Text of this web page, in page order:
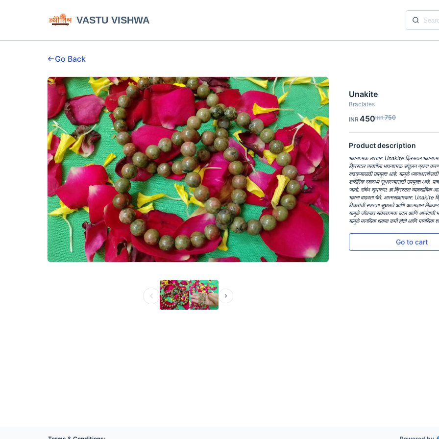
VASTU VISHWA
Go Back
Unakite
Braclates
INR450INR750
Product description
भावनात्मक उपचार: Unakite क्रिस्टल
क्रिस्टल व्यक्तीला भावनात्मक संतुलन प्राप्त
वाढवण्यासाठी उपयुक्त आहे. यामुळे
शारीरिक स्वास्थ्य सुधारण्यासाठी उपयुक्त आहे.
जातो. संबंध सुधारणा: हा क्रिस्टल व्यावसायिक
भावना वाढवता येते. आत्मसाक्षात्कार: Unakite
विचारांची स्पष्टता सुधारते आणि आत्मज्ञान
यामुळे जीवनात सकारात्मक बदल आणि आनंदाची
यामुळे मानसिक थकवा कमी होतो आणि मानसिक
Go to cart